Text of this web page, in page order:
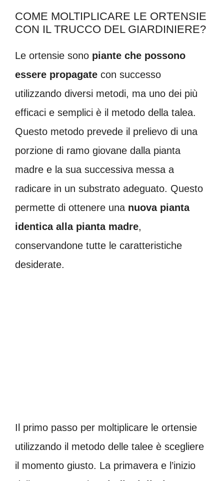
COME MOLTIPLICARE LE ORTENSIE
CON IL TRUCCO DEL GIARDINIERE?
Le ortensie sono piante che possono
essere propagate con successo
utilizzando diversi metodi, ma uno dei più
efficaci e semplici è il metodo della talea.
Questo metodo prevede il prelievo di una
porzione di ramo giovane dalla pianta
madre e la sua successiva messa a
radicare in un substrato adeguato. Questo
permette di ottenere una nuova pianta
identica alla pianta madre,
conservandone tutte le caratteristiche
desiderate.
Il primo passo per moltiplicare le ortensie
utilizzando il metodo delle talee è scegliere
il momento giusto. La primavera e l’inizio